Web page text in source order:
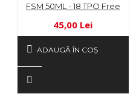
FSM 50ML - 18 TPO Free
45,00 Lei
ADAUGĂ ÎN COŞ